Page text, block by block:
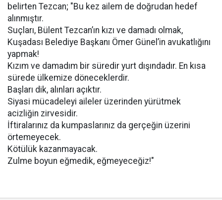
belirten Tezcan; "Bu kez ailem de doğrudan hedef
alınmıştır.
Suçları, Bülent Tezcan’ın kızı ve damadı olmak,
Kuşadası Belediye Başkanı Ömer Günel’in avukatlığını
yapmak!
Kızım ve damadım bir süredir yurt dışındadır. En kısa
sürede ülkemize döneceklerdir.
Başları dik, alınları açıktır.
Siyasi mücadeleyi aileler üzerinden yürütmek
acizliğin zirvesidir.
İftiralarınız da kumpaslarınız da gerçeğin üzerini
örtemeyecek.
Kötülük kazanmayacak.
Zulme boyun eğmedik, eğmeyeceğiz!"